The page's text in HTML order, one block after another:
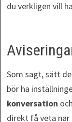
du verkligen vill
Som sagt, sätt
bör ha
konversation och
direkt få veta när